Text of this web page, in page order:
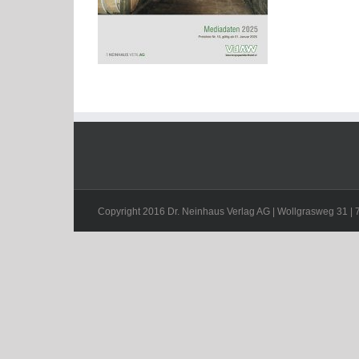
Copyright 2016 Dr. Neinhaus Verlag AG | Wollgrasweg 31 |